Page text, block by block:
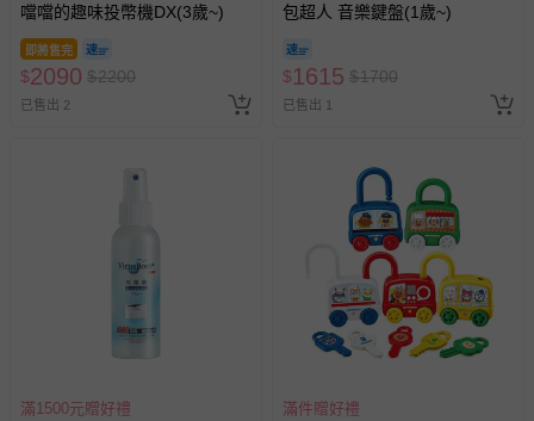
噹噹的趣味投幣機DX(3歲~)
即將售完
$2090 $2200
已售出 2
包超人 音樂鍵盤(1歲~)
$1615 $1700
已售出 1
滿1500元贈好禮 滿件贈好禮